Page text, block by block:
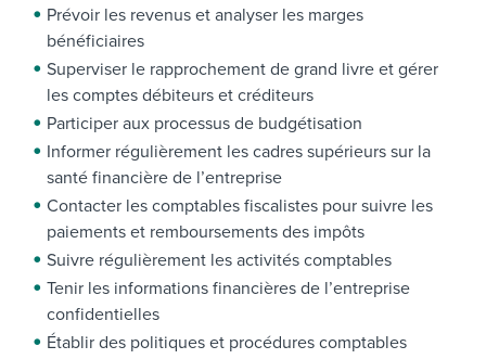
Prévoir les revenus et analyser les marges
bénéficiaires
Superviser le rapprochement de grand livre et gérer
les comptes débiteurs et créditeurs
Participer aux processus de budgétisation
Informer régulièrement les cadres supérieurs sur la
santé financière de l’entreprise
Contacter les comptables fiscalistes pour suivre les
paiements et remboursements des impôts
Suivre régulièrement les activités comptables
Tenir les informations financières de l’entreprise
confidentielles
Établir des politiques et procédures comptables